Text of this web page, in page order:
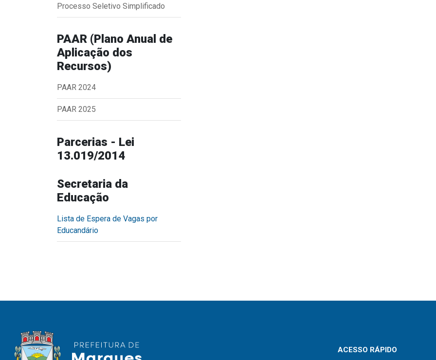
Processo Seletivo Simplificado
PAAR (Plano Anual de
Aplicação dos
Recursos)
PAAR 2024
PAAR 2025
Parcerias - Lei
13.019/2014
Secretaria da
Educação
Lista de Espera de Vagas por
Educandário
ACESSO RÁPIDO